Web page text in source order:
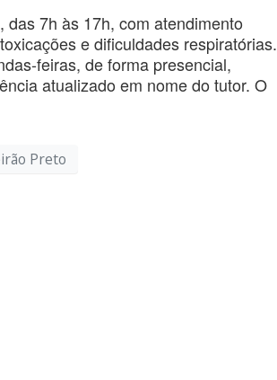
7h às 17h, com atendimento
e dificuldades respiratórias.
feiras, de forma presencial,
atualizado em nome do tutor. O
Preto